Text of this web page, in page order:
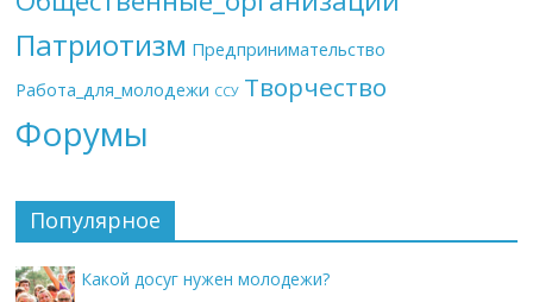
Патриотизм Предпринимательство
Работа_для_молодежи ССУ Творчество
Форумы
Популярное
Какой досуг нужен молодежи?